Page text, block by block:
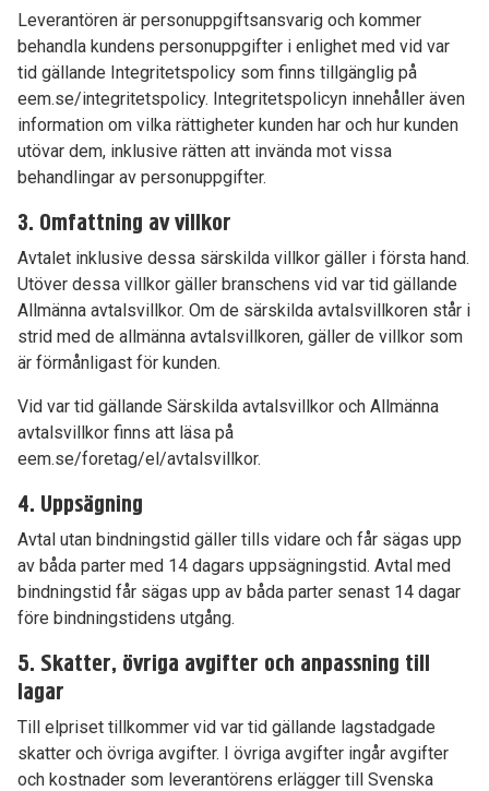
Leverantören är personuppgiftsansvarig och kommer
behandla kundens personuppgifter i enlighet med vid var
tid gällande Integritetspolicy som finns tillgänglig på
eem.se/integritetspolicy. Integritetspolicyn innehåller även
information om vilka rättigheter kunden har och hur kunden
utövar dem, inklusive rätten att invända mot vissa
behandlingar av personuppgifter.
3. Omfattning av villkor
Avtalet inklusive dessa särskilda villkor gäller i första hand.
Utöver dessa villkor gäller branschens vid var tid gällande
Allmänna avtalsvillkor. Om de särskilda avtalsvillkoren står i
strid med de allmänna avtalsvillkoren, gäller de villkor som
är förmånligast för kunden.
Vid var tid gällande Särskilda avtalsvillkor och Allmänna
avtalsvillkor finns att läsa på
eem.se/foretag/el/avtalsvillkor.
4. Uppsägning
Avtal utan bindningstid gäller tills vidare och får sägas upp
av båda parter med 14 dagars uppsägningstid. Avtal med
bindningstid får sägas upp av båda parter senast 14 dagar
före bindningstidens utgång.
5. Skatter, övriga avgifter och anpassning till
lagar
Till elpriset tillkommer vid var tid gällande lagstadgade
skatter och övriga avgifter. I övriga avgifter ingår avgifter
och kostnader som leverantörens erlägger till Svenska